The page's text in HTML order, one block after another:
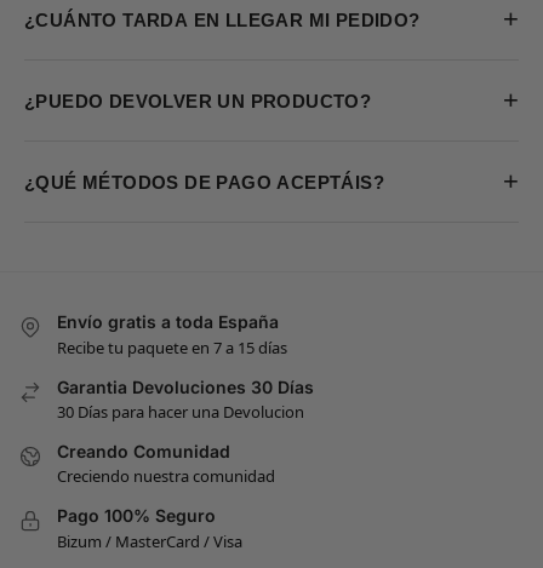
¿CUÁNTO TARDA EN LLEGAR MI PEDIDO? +
¿PUEDO DEVOLVER UN PRODUCTO? +
¿QUÉ MÉTODOS DE PAGO ACEPTÁIS? +
Envío gratis a toda España
Recibe tu paquete en 7 a 15 días
Garantia Devoluciones 30 Días
30 Días para hacer una Devolucion
Creando Comunidad
Creciendo nuestra comunidad
Pago 100% Seguro
Bizum / MasterCard / Visa